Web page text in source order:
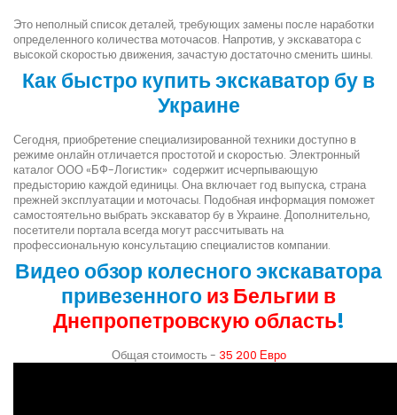
Это неполный список деталей, требующих замены после наработки
определенного количества моточасов. Напротив, у экскаватора с
высокой скоростью движения, зачастую достаточно сменить шины.
Как быстро купить экскаватор бу в
Украине
Сегодня, приобретение специализированной техники доступно в
режиме онлайн отличается простотой и скоростью. Электронный
каталог ООО «БФ-Логистик» содержит исчерпывающую
предысторию каждой единицы. Она включает год выпуска, страна
прежней эксплуатации и моточасы. Подобная информация поможет
самостоятельно выбрать экскаватор бу в Украине. Дополнительно,
посетители портала всегда могут рассчитывать на
профессиональную консультацию специалистов компании.
Видео обзор колесного экскаватора
привезенногоиз Бельгии в
Днепропетровскую область!
Общая стоимость - 35 200 Евро